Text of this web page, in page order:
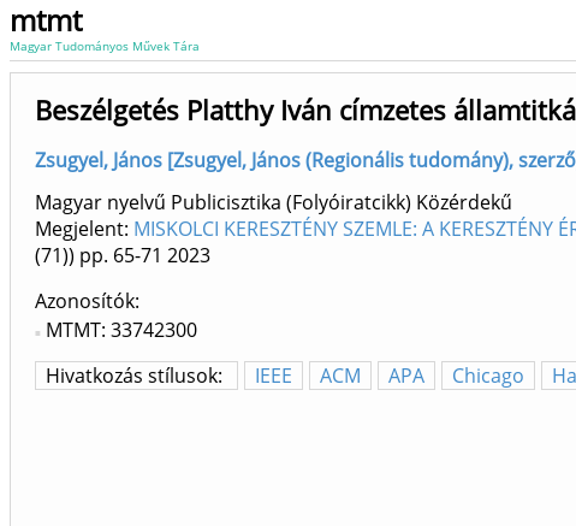
mtmt
Magyar Tudományos Művek Tára
Beszélgetés Platthy Iván címzetes
Zsugyel, János [Zsugyel, János (Regionális tudomány),
Magyar nyelvű Publicisztika (Folyóiratcikk) Közérdekű
Megjelent: MISKOLCI KERESZTÉNY SZEMLE: A KERESZTÉNY
(71)) pp. 65-71 2023
Azonosítók
MTMT: 33742300
Hivatkozás stílusok:
IEEE ACM APA Chicago